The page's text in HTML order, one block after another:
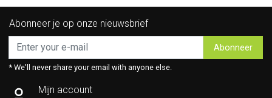
Abonneer je op onze nieuwsbrief
Abonneer
* We'll never share your email with anyone else.
Mijn account